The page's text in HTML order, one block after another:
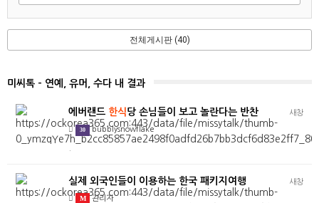
전체게시판 (40)
미씨톡 - 연예, 유머, 수다 내 결과
새창
에버랜드 한식당 손님들이 보고 놀란다는 반찬
30 bubblysnowflake
새창
실제 외국인들이 이용하는 한국 패키지여행
M 관리자